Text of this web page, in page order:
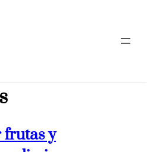
frutas y